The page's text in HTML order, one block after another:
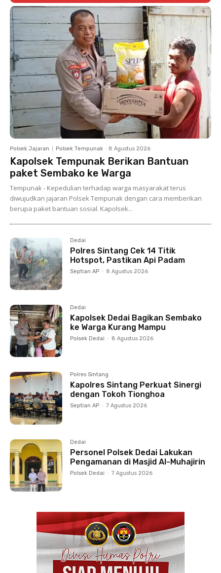
Polsek Jajaran Polsek Tempunak - 8 Agustus 2026
Kapolsek Tempunak Berikan Bantuan
paket Sembako ke Warga
Tempunak - Kepedulian terhadap warga masyarakat terus
diwujudkan jajaran Polsek Tempunak dengan cara memberikan
berupa paket bantuan sosial. Kapolsek...
Dedai
Polres Sintang Cek 14 Titik
Hotspot, Pastikan Api Padam
Septian AP - 8 Agustus 2026
Dedai
Kapolsek Dedai Bagikan Sembako
ke Warga Kurang Mampu
Polsek Dedai - 8 Agustus 2026
Polres Sintang
Kapolres Sintang Perkuat Sinergi
dengan Tokoh Tionghoa
Septian AP - 7 Agustus 2026
Dedai
Personel Polsek Dedai Lakukan
Pengamanan di Masjid Al-Muhajirin
Polsek Dedai - 7 Agustus 2026